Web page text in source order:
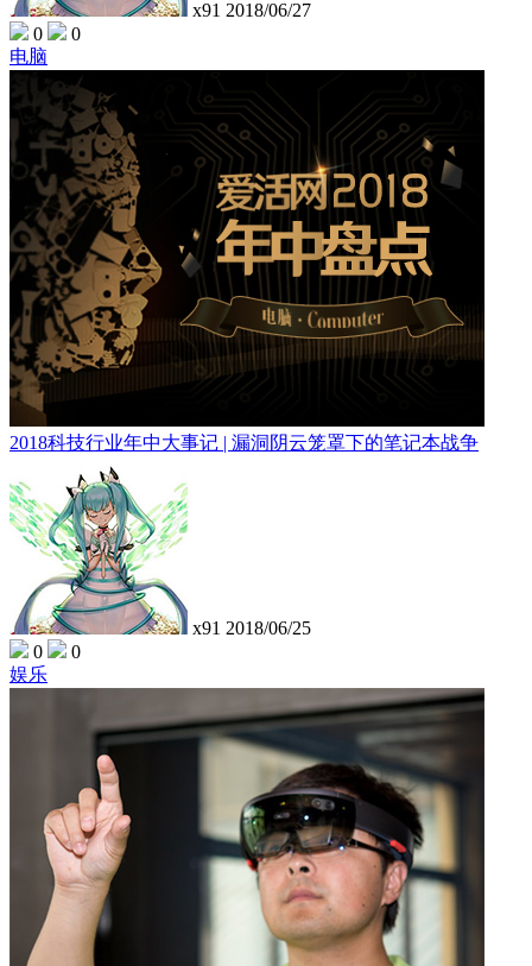
x91 2018/06/27
0
0
电脑
2018科技行业年中大事记 | 漏洞阴云笼罩下的笔记本战争
x91 2018/06/25
0
0
娱乐